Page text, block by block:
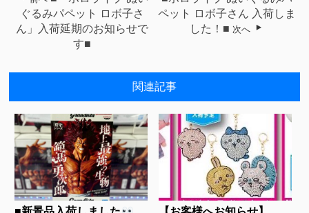
ぐるみパペット ロボ子さ
ん」入荷延期のお知らせで
す■
ペット ロボ子さん 入荷しま
した！■ 次へ
関連記事